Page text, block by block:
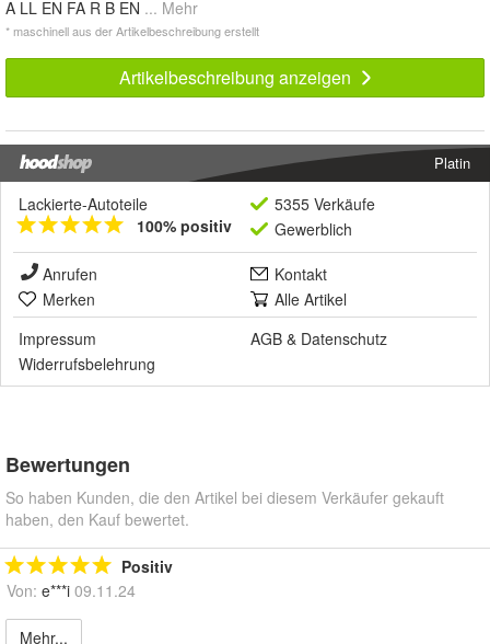
A LL EN FA R B EN ... Mehr
* maschinell aus der Artikelbeschreibung erstellt
Artikelbeschreibung anzeigen
Platin
Lackierte-Autoteile
100% positiv
5355 Verkäufe
Gewerblich
Anrufen
Kontakt
Merken
Alle Artikel
Impressum
AGB & Datenschutz
Widerrufsbelehrung
Bewertungen
So haben Kunden, die den Artikel bei diesem Verkäufer gekauft
haben, den Kauf bewertet.
Positiv
Von: e***i 09.11.24
Mehr...